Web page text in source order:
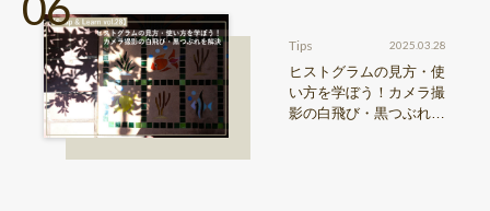
Tips 2025.03.28
ヒストグラムの見方・使
い方を学ぼう！カメラ撮
影の白飛び・黒つぶれを